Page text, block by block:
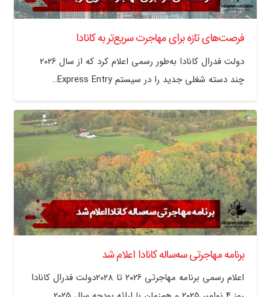
فرصت‌های تازه برای مهاجرت سریع‌تر به کانادا
دولت فدرال کانادا به‌طور رسمی اعلام کرد که از سال ۲۰۲۶
چند دسته شغلی جدید را در سیستم Express Entry…
برنامه مهاجرتی سه‌ساله کانادا اعلام شد
اعلام رسمی برنامه مهاجرتی ۲۰۲۶ تا ۲۰۲۸دولت فدرال کانادا